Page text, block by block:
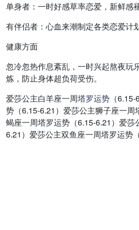
单身者：一时好感草率恋爱，新鲜感
有伴侣者：心血来潮制定各类恋爱计
健康方面
忽冷忽热作息紊乱，一时兴起熬夜玩
炼，防止身体超负荷受伤。
爱莎公主白羊座一周塔罗运势 （
势（6.15-6.21）爱莎公主狮子座一
蝎座一周塔罗运势（6.15-6.21）爱
6.21）爱莎公主双鱼座一周塔罗运势